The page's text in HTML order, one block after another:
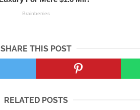
SHARE THIS POST
RELATED POSTS